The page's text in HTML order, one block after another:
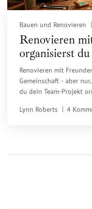
Bauen und Renovieren
Renovieren
organisierst
im Eigenheim
Renovieren mit
Gemeinschaft - aber
du dein Team-Projekt
beliebter wird.
Lynn Roberts 4